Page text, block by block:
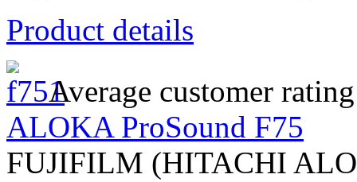
Product details
Average customer
ALOKA ProSound F75
FUJIFILM (HITACHI